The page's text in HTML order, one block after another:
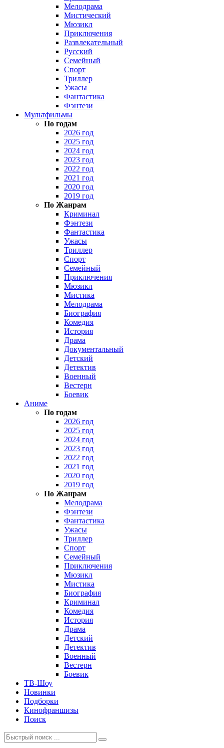
Мелодрама
Мистический
Мюзикл
Приключения
Развлекательный
Русский
Семейный
Спорт
Триллер
Ужасы
Фантастика
Фэнтези
Мультфильмы
По годам
2026 год
2025 год
2024 год
2023 год
2022 год
2021 год
2020 год
2019 год
По Жанрам
Криминал
Фэнтези
Фантастика
Ужасы
Триллер
Спорт
Семейный
Приключения
Мюзикл
Мистика
Мелодрама
Биография
Комедия
История
Драма
Документальный
Детский
Детектив
Военный
Вестерн
Боевик
Аниме
По годам
2026 год
2025 год
2024 год
2023 год
2022 год
2021 год
2020 год
2019 год
По Жанрам
Мелодрама
Фэнтези
Фантастика
Ужасы
Триллер
Спорт
Семейный
Приключения
Мюзикл
Мистика
Биография
Криминал
Комедия
История
Драма
Детский
Детектив
Военный
Вестерн
Боевик
ТВ-Шоу
Новинки
Подборки
Кинофраншизы
Поиск